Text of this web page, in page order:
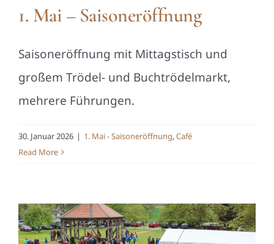
1. Mai – Saisoneröffnung
Saisoneröffnung mit Mittagstisch und
großem Trödel- und Buchtrödelmarkt,
mehrere Führungen.
30. Januar 2026 | 1. Mai - Saisoneröffnung,Café
Read More